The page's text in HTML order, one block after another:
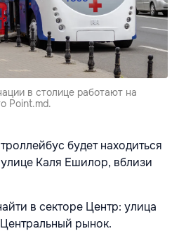
в столице работают на
Point.md.
будет находиться
Каля Ешилор, вблизи
в секторе Центр: улица
рынок.